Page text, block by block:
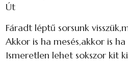
Út
Fáradt léptű sorsunk
Akkor is ha mesés,akkor is ha
Ismeretlen lehet sokszor kit